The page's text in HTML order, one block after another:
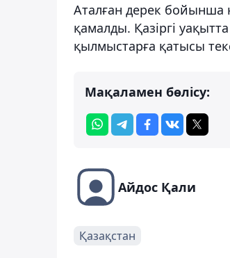
Аталған дерек бойынша
қамалды. Қазіргі
қылмыстарға қатысы
Мақаламен бөлісу:
Айдос Қали
Қазақстан